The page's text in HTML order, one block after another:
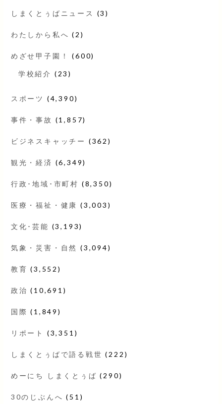
しまくとぅばニュース (3)
わたしから私へ (2)
めざせ甲子園！ (600)
学校紹介 (23)
スポーツ (4,390)
事件・事故 (1,857)
ビジネスキャッチー (362)
観光・経済 (6,349)
行政･地域･市町村 (8,350)
医療・福祉・健康 (3,003)
文化･芸能 (3,193)
気象・災害・自然 (3,094)
教育 (3,552)
政治 (10,691)
国際 (1,849)
リポート (3,351)
しまくとぅばで語る戦世 (222)
めーにち しまくとぅば (290)
30のじぶんへ (51)